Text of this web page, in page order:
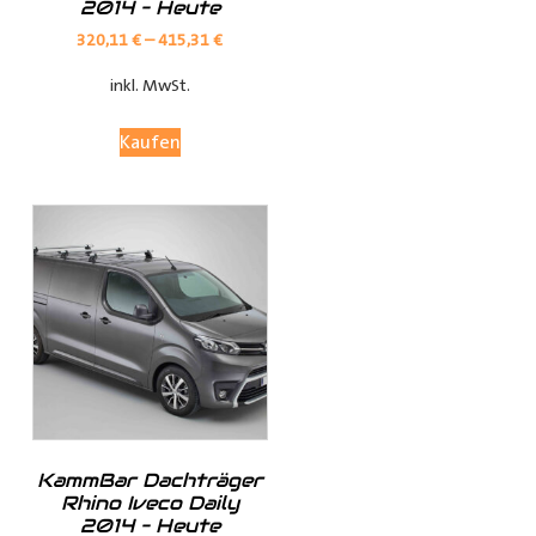
Verkleidungen bieten optimalen Schutz für Ihren
Laderaum, wodurch Ihr Fahrzeug länger in Top-Zustand
(je nach Fahrzeugmodell, sind nur die jeweils möglichen
Fensterteile:
Ø Fensterloser Laderaum = Im Laderaum sind keine
Fenster vorhanden
Ø Fenster im Laderaum = Es sind Fenster in der
Schiebtür(en) und in der Heckklappe / Hecktüren, diese
2014 – Heute
320,11€–415,31€
inkl. MwSt.
Kaufen
KammBar Dachträger
Rhino Iveco Daily
2014 – Heute